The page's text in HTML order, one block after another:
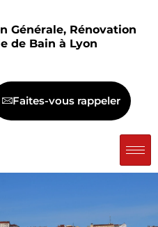
Générale, Rénovation
de Bain à Lyon
Faites-vous rappeler